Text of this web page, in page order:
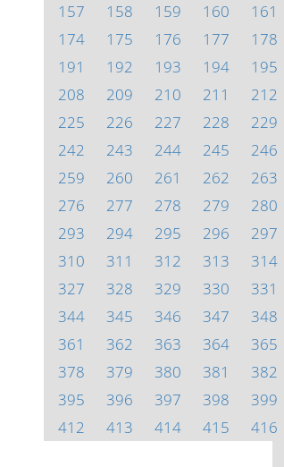
157
158 159 160 161
174
175 176 177 178
191
192 193 194 195
208
209 210 211 212
225
226 227 228 229
242
243 244 245 246
259
260 261 262 263
276
277 278 279 280
293
294 295 296 297
310
311 312 313 314
327
328 329 330 331
344
345 346 347 348
361
362 363 364 365
378
379 380 381 382
395
396 397 398 399
412
413 414 415 416